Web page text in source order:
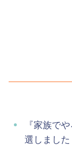
『家族で
選しました